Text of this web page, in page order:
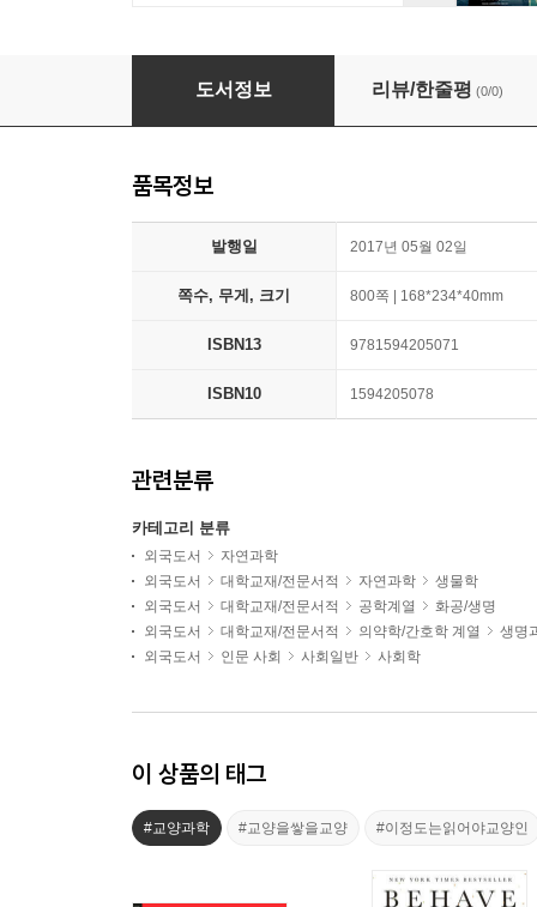
Behave: The Biology of Humans at Our
도서정보 리뷰/한줄평 (0/0)
품목정보
발행일 2017년 05월 02일
쪽수, 무게, 크기 800쪽 | 168*234*40mm
ISBN13 9781594205071
ISBN10 1594205078
관련분류
카테고리 분류
외국도서
자연과학
외국도서
대학교재/전문서적 자연과학
생물학
외국도서
대학교재/전문서적 공학계열
화공/생명
외국도서
대학교재/전문서적 의약학/간호학 계열
생명
외국도서
인문 사회 사회일반 사회학
이 상품의 태그
#교양과학 #교양을쌓을교양 #이정도는읽어야교양인